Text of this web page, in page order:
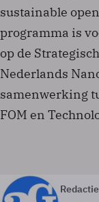
sustainable
programma is
op de
Nederlands
samenwerking
FOM en